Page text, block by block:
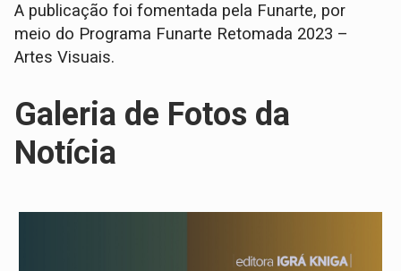
A publicação foi fomentada pela Funarte, por
meio do Programa Funarte Retomada 2023 –
Artes Visuais.
Galeria de Fotos da
Notícia